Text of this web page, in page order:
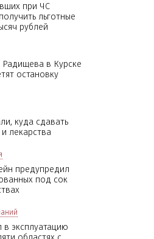
при ЧС
льготные
рублей
Радищева в Курске
остановку
куда сдавать
лекарства
предупредил
под сок
в эксплуатацию